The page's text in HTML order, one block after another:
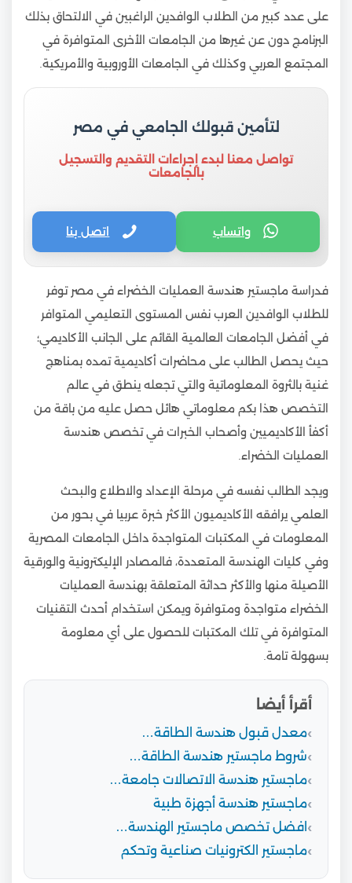
على عدد كبير من الطلاب الوافدين الراغبين في الالتحاق بذلك
البرنامج دون عن غيرها من الجامعات الأخرى المتوافرة في
المجتمع العربي وكذلك في الجامعات الأوروبية والأمريكية.
لتأمين قبولك الجامعي في مصر
تواصل معنا لبدء إجراءات التقديم والتسجيل
بالجامعات
واتساب اتصل بنا
فدراسة ماجستير هندسة العمليات الخضراء في مصر توفر
للطلاب الوافدين العرب نفس المستوى التعليمي المتوافر
في أفضل الجامعات العالمية القائم على الجانب الأكاديمي؛
حيث يحصل الطالب على محاضرات أكاديمية تمده بمناهج
غنية بالثروة المعلوماتية والتي تجعله ينطق في عالم
التخصص هذا بكم معلوماتي هائل حصل عليه من باقة من
أكفأ الأكاديميين وأصحاب الخبرات في تخصص هندسة
العمليات الخضراء.
ويجد الطالب نفسه في مرحلة الإعداد والاطلاع والبحث
العلمي يرافقه الأكاديميون الأكثر خبرة عربيا في بحور من
المعلومات في المكتبات المتواجدة داخل الجامعات المصرية
وفي كليات الهندسة المتعددة، فالمصادر الإليكترونية والورقية
الأصيلة منها والأكثر حداثة المتعلقة بهندسة العمليات
الخضراء متواجدة ومتوافرة ويمكن استخدام أحدث التقنيات
المتوافرة في تلك المكتبات للحصول على أي معلومة
بسهولة تامة.
أقرأ أيضا
معدل قبول هندسة الطاقة…
شروط ماجستير هندسة الطاقة…
ماجستير هندسة الاتصالات جامعة…
ماجستير هندسة أجهزة طبية
افضل تخصص ماجستير الهندسة…
ماجستير الكترونيات صناعية وتحكم